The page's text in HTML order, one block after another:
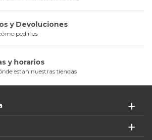
y Devoluciones
pedirlos
y horarios
están nuestras tiendas